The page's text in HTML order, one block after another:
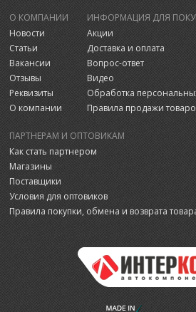
О КОМПАНИИ
Новости
Статьи
Вакансии
Отзывы
Реквизиты
О компании
ИНФОРМАЦИЯ ДЛЯ
Акции
Доставка и оплата
Вопрос-ответ
Видео
Обработка
Правила продажи
ПАРТНЕРАМ И ОПТОВИКАМ
Как стать партнером
Магазины
Поставщики
Условия для оптовиков
Правила покупки, обмена и возврата